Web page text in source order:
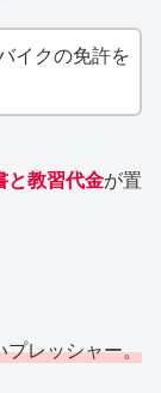
イクの免許を
と教習代金が置
プレッシャー。